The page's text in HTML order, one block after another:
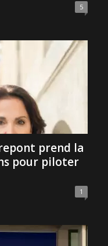
5
prend la
pour piloter
1